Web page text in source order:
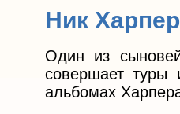
Ник Харпер
Один из
совершает туры
альбомах